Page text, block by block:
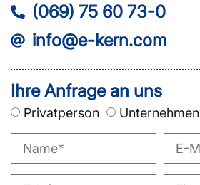
(069) 75 60 73-0
info@e-kern.com
Ihre Anfrage an uns
Privatperson Unternehmen